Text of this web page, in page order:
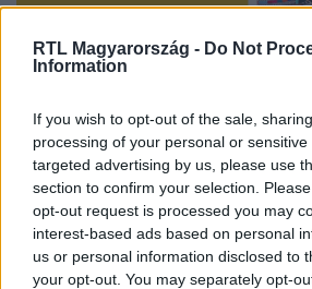
RTL Magyarország - Do Not
Information
If you wish to opt-out of the sale,
processing of your personal or
targeted advertising by us, please use
section to confirm your selection.
opt-out request is processed you may
interest-based ads based on personal
us or personal information disclosed to
your opt-out. You may separately opt-
Nézd vissza a Híradó adásait az RTL+
Itt állítsd be, hogy az RTL.hu az
legyen a Google-találatokban!